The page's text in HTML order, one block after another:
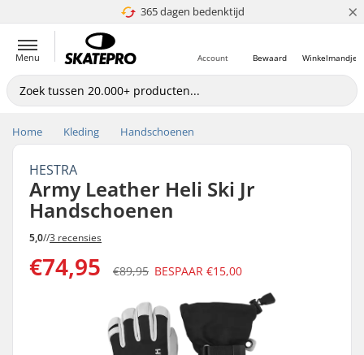
365 dagen bedenktijd
4.8 van 5 ×
Menu Winkelmandje
Bewaard
Account
Home Kleding Handschoenen
HESTRA
Army Leather Heli Ski Jr
Handschoenen
5,0//3 recensies
€74,95 €89,95 BESPAAR €15,00